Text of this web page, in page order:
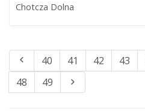
Chotcza Dolna
40 41 42 43
48
49